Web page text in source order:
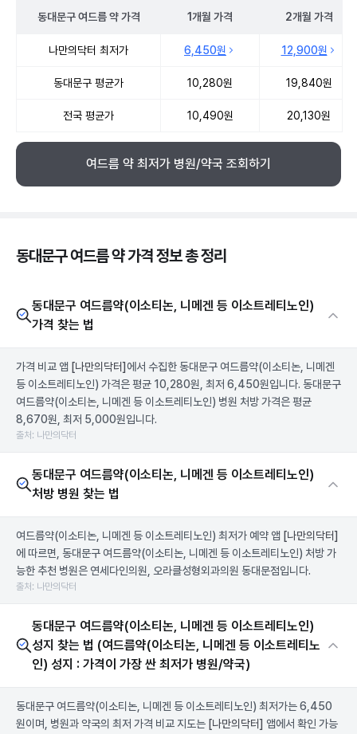
동대문구 여드름 약가격 1개월 가격 2개월 가격
나만의닥터 최저가 6,450원 12,900원
동대문구 평균가 10,280원 19,840원
전국 평균가 10,490원 20,130원
여드름 약 최저가 병원/약국 조회하기
동대문구 여드름 약 가격 정보 총 정리
동대문구 여드름약(이소티논, 니메겐 등 이소트레티노인)
가격 찾는 법
가격 비교 앱 [나만의닥터] 에서 수집한 동대문구 여드름약(이소티논, 니메겐
등 이소트레티노인) 가격은 평균 10,280원, 최저 6,450원입니다. 동대문구
여드름약(이소티논, 니메겐 등 이소트레티노인) 병원 처방 가격은 평균
8,670원, 최저 5,000원입니다.
출처: 나만의닥터
동대문구 여드름약(이소티논, 니메겐 등 이소트레티노인)
처방 병원 찾는 법
여드름약(이소티논, 니메겐 등 이소트레티노인) 최저가 예약 앱 [나만의닥터]
에 따르면, 동대문구 여드름약(이소티논, 니메겐 등 이소트레티노인) 처방 가
능한 추천 병원은 연세다인의원, 오라클성형외과의원 동대문점입니다.
출처: 나만의닥터
동대문구 여드름약(이소티논, 니메겐 등 이소트레티노인)
성지 찾는 법 (여드름약(이소티논, 니메겐 등 이소트레티노
인) 성지 : 가격이 가장 싼 최저가 병원/약국)
동대문구 여드름약(이소티논, 니메겐 등 이소트레티노인) 최저가는 6,450
원이며, 병원과 약국의 최저 가격 비교 지도는 [나만의닥터] 앱에서 확인 가능